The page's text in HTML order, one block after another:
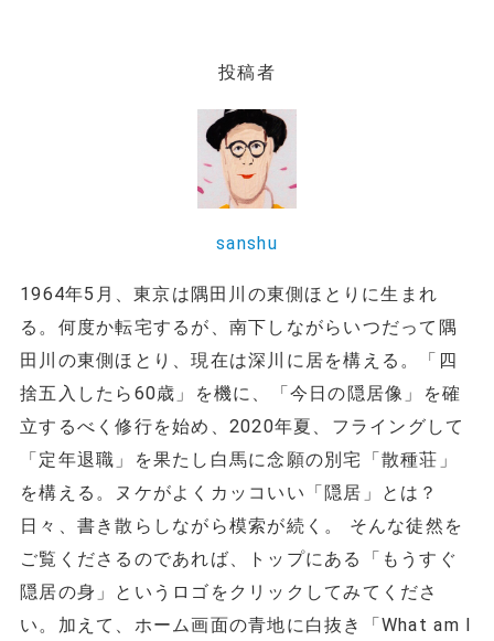
投稿者
sanshu
1964年5月、東京は隅田川の東側ほとりに生まれ
る。何度か転宅するが、南下しながらいつだって隅
田川の東側ほとり、現在は深川に居を構える。「四
捨五入したら60歳」を機に、「今日の隠居像」を確
立するべく修行を始め、2020年夏、フライングして
「定年退職」を果たし白馬に念願の別宅「散種荘」
を構える。ヌケがよくカッコいい「隠居」とは？
日々、書き散らしながら模索が続く。 そんな徒然を
ご覧くださるのであれば、トップにある「もうすぐ
隠居の身」というロゴをクリックしてみてくださ
い。加えて、ホーム画面の青地に白抜き「What am I